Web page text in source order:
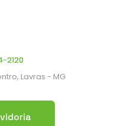
2120
Lavras - MG